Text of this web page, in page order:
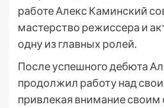
работе Алекс Каминский
мастерство режиссера и
одну из главных ролей.
После успешного дебюта
продолжил работу над
привлекая внимание